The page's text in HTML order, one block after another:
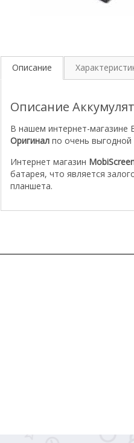
Описание
Описание
В нашем интернет-магазине
Оригинал по очень выгодной
Интернет магазин
батарея, что является
планшета.